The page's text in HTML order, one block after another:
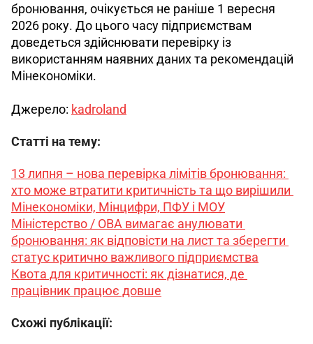
бронювання, очікується не раніше 1 вересня
2026 року. До цього часу підприємствам
доведеться здійснювати перевірку із
використанням наявних даних та рекомендацій
Мінекономіки.
Джерело: kadroland
Статті на тему:
13 липня – нова перевірка лімітів бронювання:
хто може втратити критичність та що вирішили
Мінекономіки, Мінцифри, ПФУ і МОУ
Міністерство / ОВА вимагає анулювати
бронювання: як відповісти на лист та зберегти
статус критично важливого підприємства
Квота для критичності: як дізнатися, де
працівник працює довше
Схожі публікації: